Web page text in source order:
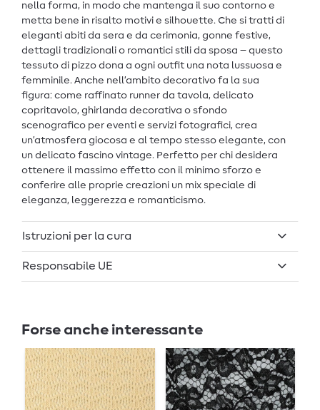
nella forma, in modo che mantenga il suo contorno e
metta bene in risalto motivi e silhouette. Che si tratti di
eleganti abiti da sera e da cerimonia, gonne festive,
dettagli tradizionali o romantici stili da sposa – questo
tessuto di pizzo dona a ogni outfit una nota lussuosa e
femminile. Anche nell’ambito decorativo fa la sua
figura: come raffinato runner da tavola, delicato
copritavolo, ghirlanda decorativa o sfondo
scenografico per eventi e servizi fotografici, crea
un’atmosfera giocosa e al tempo stesso elegante, con
un delicato fascino vintage. Perfetto per chi desidera
ottenere il massimo effetto con il minimo sforzo e
conferire alle proprie creazioni un mix speciale di
eleganza, leggerezza e romanticismo.
Istruzioni per la cura
Responsabile UE
Forse anche interessante